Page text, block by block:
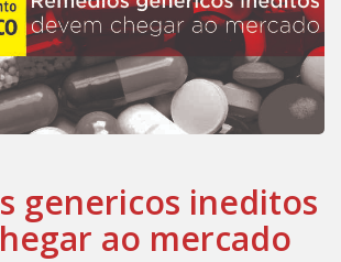
genericos ineditos
ao mercado